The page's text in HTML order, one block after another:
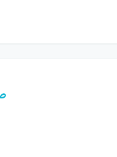
برای بازگشت به سرزمین
کند. این موقعیت،